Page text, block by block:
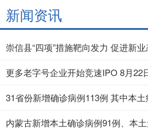
新闻资讯
崇信县“四项”措施靶向发力 促进新
更多老字号企业开始竞速IPO 8月22
31省份新增确诊病例113例 其中本土
内蒙古新增本土确诊病例91例、本